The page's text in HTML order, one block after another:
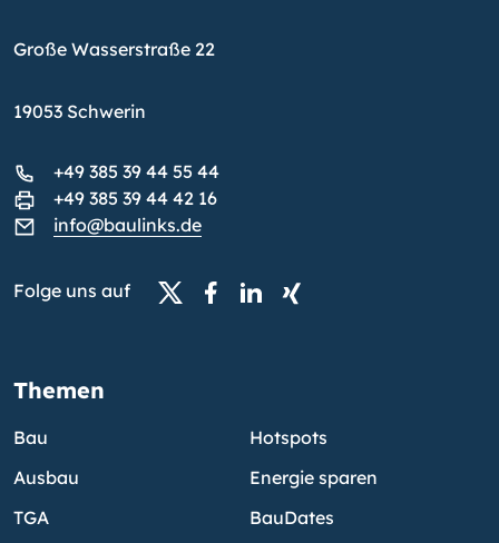
Große Wasserstraße 22
19053 Schwerin
+49 385 39 44 55 44
+49 385 39 44 42 16
info@baulinks.de
Folge uns auf
Themen
Bau
Ausbau
TGA
Hotspots
Energie sparen
BauDates